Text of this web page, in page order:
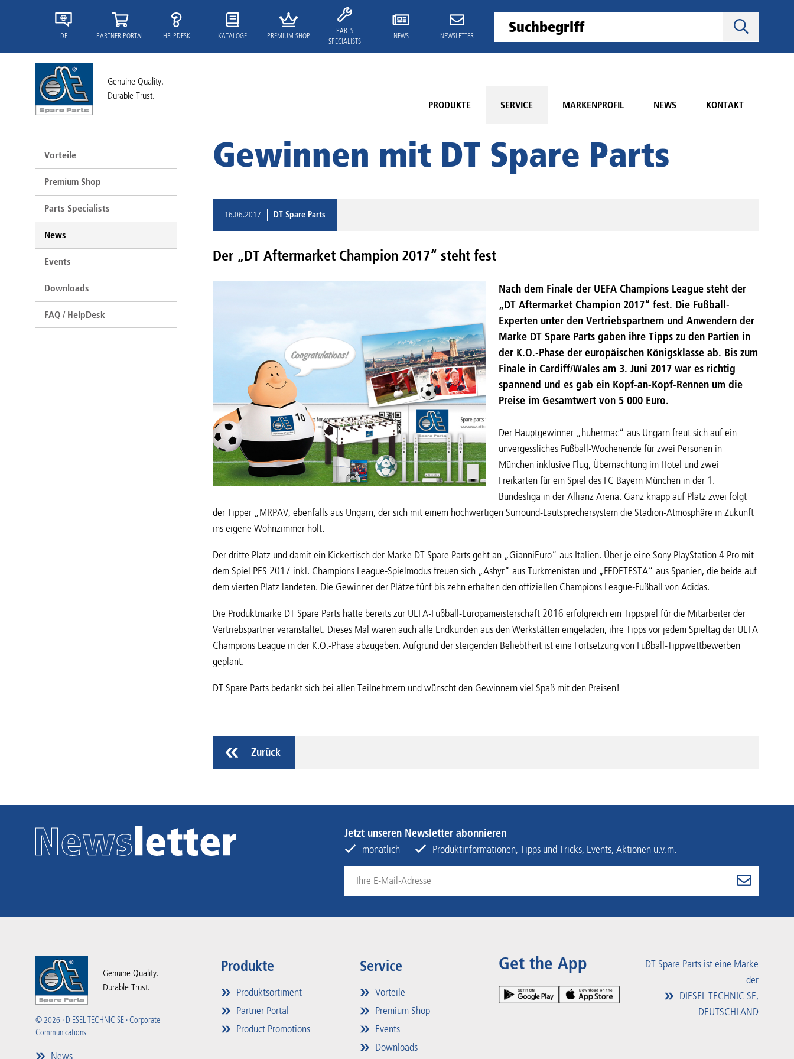
DE PARTNER PORTAL HELPDESK KATALOGE PREMIUM SHOP
PARTS
SPECIALISTS
NEWS NEWSLETTER
Genuine Quality.
Durable Trust.
PRODUKTE
SERVICE MARKENPROFIL NEWS KONTAKT
Gewinnen mit DT Spare Parts
16.06.2017 DT Spare Parts
Der „DT Aftermarket Champion 2017“ steht fest
Nach dem Finale der UEFA Champions League steht der
„DT Aftermarket Champion 2017“ fest. Die Fußball-
Experten unter den Vertriebspartnern und Anwendern der
Marke DT Spare Parts gaben ihre Tipps zu den Partien in
der K.O.-Phase der europäischen Königsklasse ab. Bis zum
Finale in Cardiff/Wales am 3. Juni 2017 war es richtig
spannend und es gab ein Kopf-an-Kopf-Rennen um die
Preise im Gesamtwert von 5 000 Euro.
Der Hauptgewinner „huhermac“ aus Ungarn freut sich auf ein
unvergessliches Fußball-Wochenende für zwei Personen in
München inklusive Flug, Übernachtung im Hotel und zwei
Freikarten für ein Spiel des FC Bayern München in der 1.
Bundesliga in der Allianz Arena. Ganz knapp auf Platz zwei folgt
der Tipper „MRPAV, ebenfalls aus Ungarn, der sich mit einem hochwertigen Surround-Lautsprechersystem die Stadion-Atmosphäre in Zukunft
ins eigene Wohnzimmer holt.
Der dritte Platz und damit ein Kickertisch der Marke DT Spare Parts geht an „GianniEuro“ aus Italien. Über je eine Sony PlayStation 4 Pro mit
dem Spiel PES 2017 inkl. Champions League-Spielmodus freuen sich „Ashyr“ aus Turkmenistan und „FEDETESTA“ aus Spanien, die beide auf
dem vierten Platz landeten. Die Gewinner der Plätze fünf bis zehn erhalten den offiziellen Champions League-Fußball von Adidas.
Die Produktmarke DT Spare Parts hatte bereits zur UEFA-Fußball-Europameisterschaft 2016 erfolgreich ein Tippspiel für die Mitarbeiter der
Vertriebspartner veranstaltet. Dieses Mal waren auch alle Endkunden aus den Werkstätten eingeladen, ihre Tipps vor jedem Spieltag der UEFA
Champions League in der K.O.-Phase abzugeben. Aufgrund der steigenden Beliebtheit ist eine Fortsetzung von Fußball-Tippwettbewerben
geplant.
DT Spare Parts bedankt sich bei allen Teilnehmern und wünscht den Gewinnern viel Spaß mit den Preisen!
Zurück
Vorteile
Premium Shop
Parts Specialists
News
Events
Downloads
FAQ / HelpDesk
Jetzt unseren Newsletter abonnieren
monatlich
Produktinformationen, Tipps und Tricks, Events, Aktionen u.v.m.
Genuine Quality.
Durable Trust.
© 2026 · DIESEL TECHNIC SE · Corporate
Communications
News
Produkte
Produktsortiment
Partner Portal
Product Promotions
Service
Vorteile
Premium Shop
Events
Downloads
Get the App
DT Spare Parts ist eine Marke
der
DIESEL TECHNIC SE,
DEUTSCHLAND